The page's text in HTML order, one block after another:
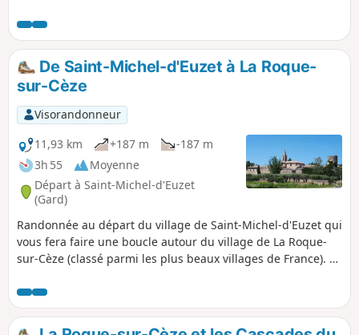
chemins. Parcours entre vignes, oliviers
et forêt domaniale.
De Saint-Michel-d'Euzet à La Roque-
sur-Cèze
Visorandonneur
11,93 km
+187 m
-187 m
3h 55
Moyenne
Départ à Saint-Michel-d'Euzet
(Gard)
Randonnée au départ du village de Saint-Michel-d'Euzet qui
vous fera faire une boucle autour du village de La Roque-
sur-Cèze (classé parmi les plus beaux villages de France). Le
bordé par la Cèze. Le lieu est un site naturel pour la
baignade ; à proximité du village se trouvent les Cascades
du Sautadet. Attention ! Il est interdit de se baigner pour